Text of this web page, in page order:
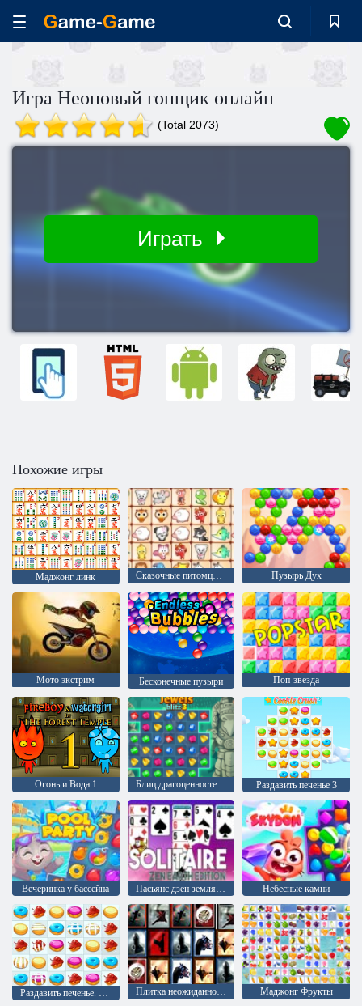
Игра Неоновый гонщик онлайн
(Total 2073)
Играть
Похожие игры
Маджонг линк Сказочные питомцы связь Пузырь Дух
Мото экстрим Бесконечные пузыри Поп-звезда
Огонь и Вода 1 Блиц драгоценностей 3 Раздавить печенье 3
Вечеринка у бассейна Пасьянс дзен земля издание Небесные камни
Плитка неожиданностей Маджонг Фрукты